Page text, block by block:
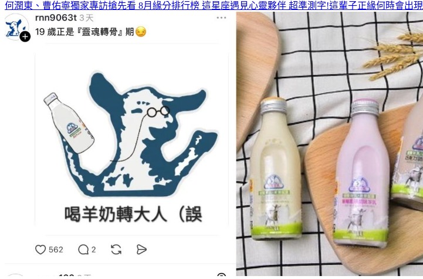
何潤東、曹佑寧獨家專訪搶先看 8月緣分排行榜 這星座遇見心靈夥伴 超準測字!這輩子正緣何時會出現